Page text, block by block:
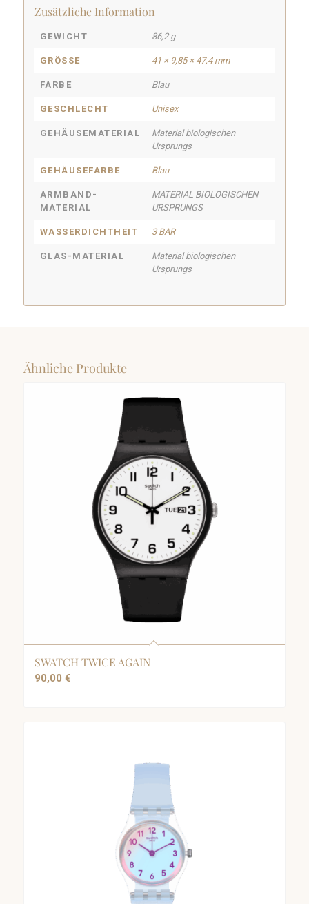
Zusätzliche Information
GEWICHT 86,2 g
GRÖSSE 41 × 9,85 × 47,4 mm
FARBE Blau
GESCHLECHT Unisex
GEHÄUSEMATERIAL
Material biologischen
Ursprungs
GEHÄUSEFARBE Blau
ARMBAND-
MATERIAL
MATERIAL BIOLOGISCHEN
URSPRUNGS
WASSERDICHTHEIT 3 BAR
GLAS-MATERIAL
Material biologischen
Ursprungs
Ähnliche Produkte
SWATCH TWICE AGAIN
90,00 €